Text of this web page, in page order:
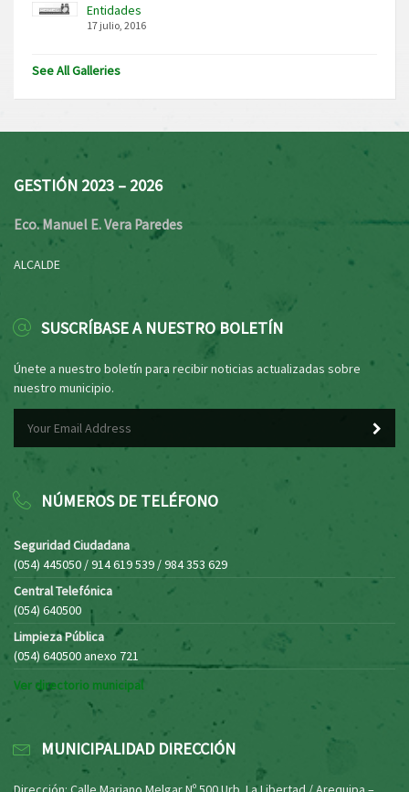
Entidades
17 julio, 2016
See All Galleries
GESTIÓN 2023 – 2026
Eco. Manuel E. Vera Paredes
ALCALDE
SUSCRÍBASE A NUESTRO BOLETÍN
Únete a nuestro boletín para recibir noticias actualizadas sobre
nuestro municipio.
NÚMEROS DE TELÉFONO
Seguridad Ciudadana
(054) 445050 / 914 619 539 / 984 353 629
Central Telefónica
(054) 640500
Limpieza Pública
(054) 640500 anexo 721
Ver directorio municipal
MUNICIPALIDAD DIRECCIÓN